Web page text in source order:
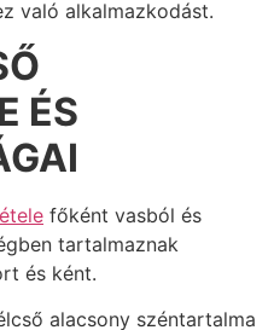
való alkalmazkodást.
ÉS
főként vasból és
tartalmaznak
és ként.
alacsony széntartalma